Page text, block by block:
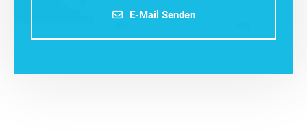
E-Mail Senden